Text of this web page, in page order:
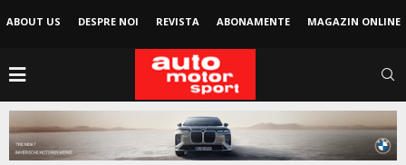
ABOUT US DESPRE NOI REVISTA ABONAMENTE MAGAZIN ONLINE